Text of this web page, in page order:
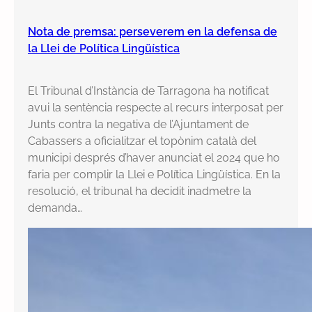
Nota de premsa: perseverem en la defensa de
la Llei de Política Lingüística
El Tribunal d’Instància de Tarragona ha notificat
avui la sentència respecte al recurs interposat per
Junts contra la negativa de l’Ajuntament de
Cabassers a oficialitzar el topònim català del
municipi després d’haver anunciat el 2024 que ho
faria per complir la Llei e Política Lingüística. En la
resolució, el tribunal ha decidit inadmetre la
demanda…